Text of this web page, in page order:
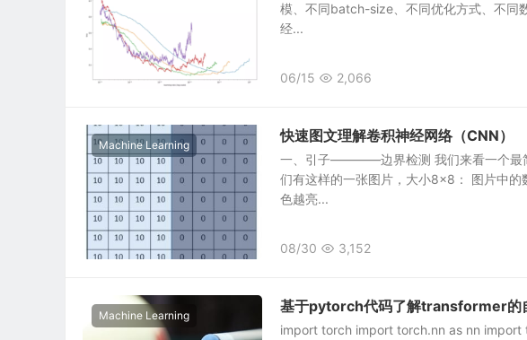
模、不同batch-size、不同优化方式、不同
经...
06/15 2,066
Machine Learning
快速图文理解卷积神经网络（CNN）
一、引子————边界检测 我们来看一个最
们有这样的一张图片，大小8×8： 图片中
色越亮...
08/30 3,152
Machine Learning
基于pytorch代码了解transformer的
import torch import torch.nn as nn import